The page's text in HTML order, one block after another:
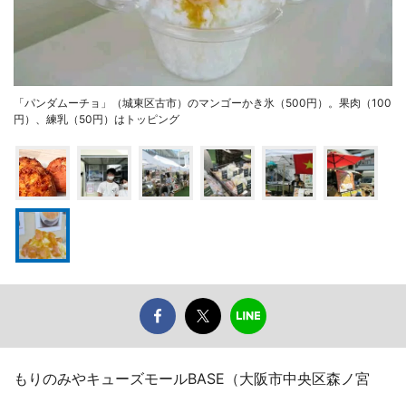
「パンダムーチョ」（城東区古市）のマンゴーかき氷（500円）。果肉（100
円）、練乳（50円）はトッピング
もりのみやキューズモールBASE（大阪市中央区森ノ宮